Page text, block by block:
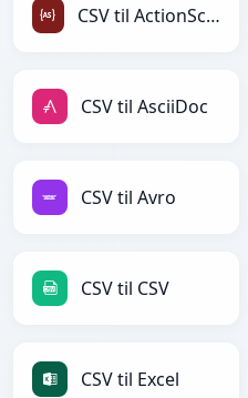
CSV til ActionScript
CSV til AsciiDoc
CSV til Avro
CSV til CSV
CSV til Excel